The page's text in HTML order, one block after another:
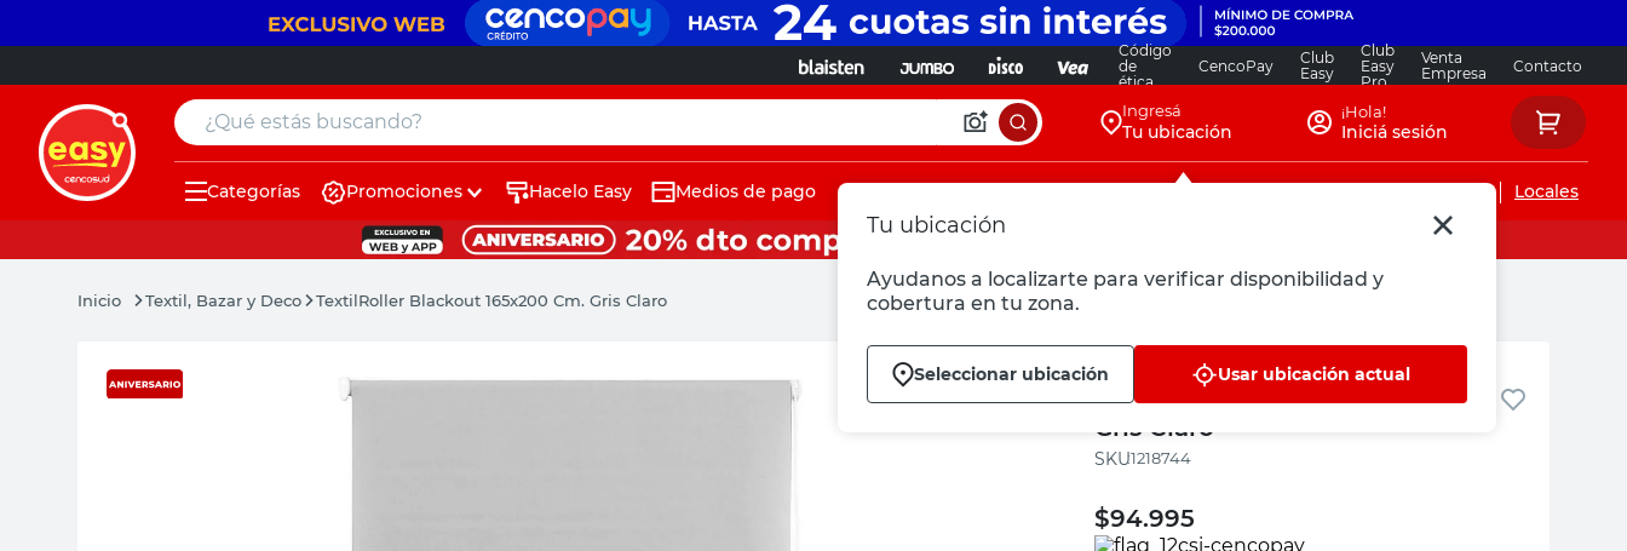
Código
de
ética
CencoPay
Club
Easy
Club
Easy
Pro
Venta
Empresa
Contacto
¿Qué estás buscando? Ingresá
Tu ubicación
Tu ubicación
Ayudanos a localizarte para verificar disponibilidad y
cobertura en tu zona.
Seleccionar ubicación Usar ubicación actual
¡Hola!
Iniciá sesión
Categorías Promociones Hacelo Easy Medios de pago Servicios de instalaciones Locales
Textil, Bazar y Deco TextilRoller Blackout 165x200 Cm. Gris Claro
M+Design
Roller Blackout 165x200 Cm.
Gris Claro
:1218744
$94.995
muebles